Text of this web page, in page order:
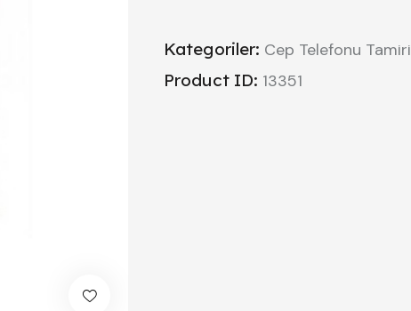
Kategoriler: Cep Telefonu Tamiri
Product ID: 13351